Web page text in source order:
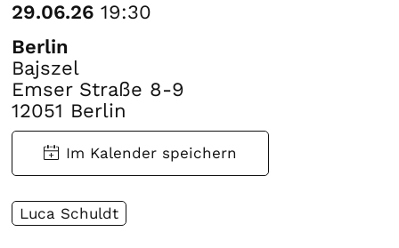
29.06.26 19:30
Berlin
Bajszel
Emser Straße 8-9
12051 Berlin
Luca Schuldt